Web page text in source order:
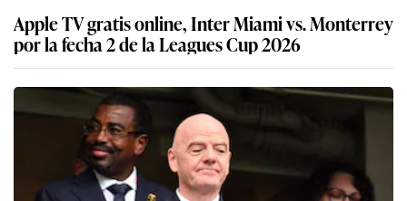
Apple TV gratis online, Inter Miami vs. Monterrey
por la fecha 2 de la Leagues Cup 2026